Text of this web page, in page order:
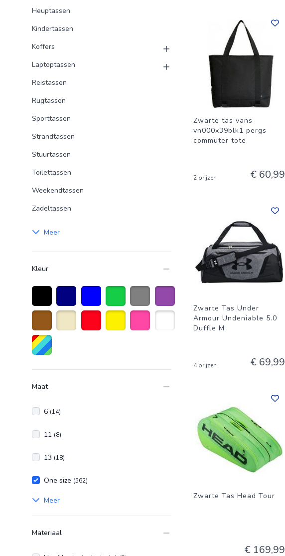
Heuptassen
Kindertassen
Koffers
Laptoptassen
Reistassen
Rugtassen
Sporttassen
Strandtassen
Stuurtassen
Toilettassen
Weekendtassen
Zadeltassen
Meer
Kleur
Zwart Marineblauw
Blauw Groen Grijs Paars
Bruin
Maat
6 (14)
11 (8)
13 (18)
One size (562)
Meer
Materiaal
Zwarte tas vans
vn000x39blk1 pergs
commuter tote
2 prijzen € 60,99
Zwarte Tas Under
Armour Undeniable 5.0
Duffle M
4 prijzen € 69,99
Zwarte Tas Head Tour
€ 169,99